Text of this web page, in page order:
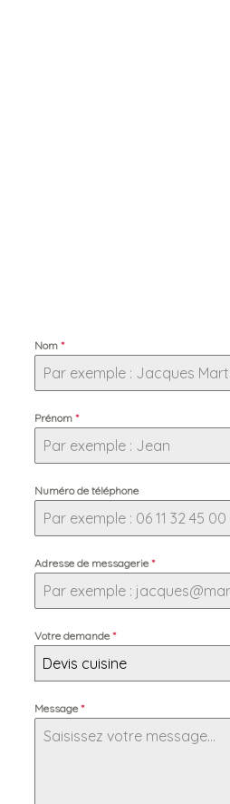
Nom *
Prénom *
Numéro de téléphone
Adresse de messagerie *
Votre demande *
Devis cuisine
Message *